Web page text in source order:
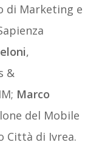
di Marketing e
,
&
Marco
del Mobile
Città di Ivrea.